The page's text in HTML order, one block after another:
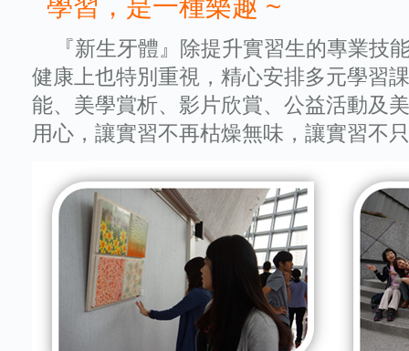
學習，是一種樂趣 ~
『新生牙體』除提升實習生的專業技
健康上也特別重視，精心安排多元學習
能、美學賞析、影片欣賞、公益活動及
用心，讓實習不再枯燥無味，讓實習不